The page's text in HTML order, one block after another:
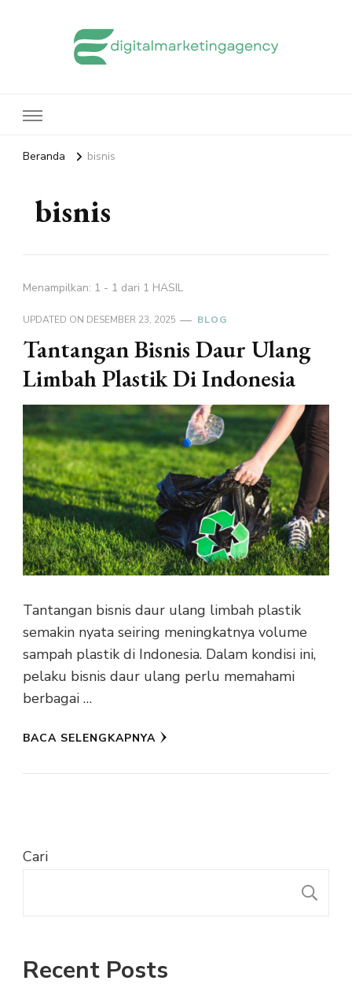
Beranda bisnis
bisnis
Menampilkan: 1 - 1 dari 1 HASIL
UPDATED ON DESEMBER 23, 2025 BLOG
Tantangan Bisnis Daur Ulang
Limbah Plastik Di Indonesia
Tantangan bisnis daur ulang limbah plastik
semakin nyata seiring meningkatnya volume
sampah plastik di Indonesia. Dalam kondisi ini,
pelaku bisnis daur ulang perlu memahami
berbagai …
BACA SELENGKAPNYA
Cari
Recent Posts